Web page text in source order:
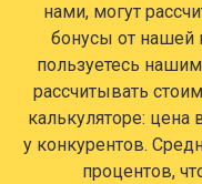
нами, могут
бонусы от нашей
пользуетесь
рассчитывать
калькуляторе:
у конкурентов.
процентов,